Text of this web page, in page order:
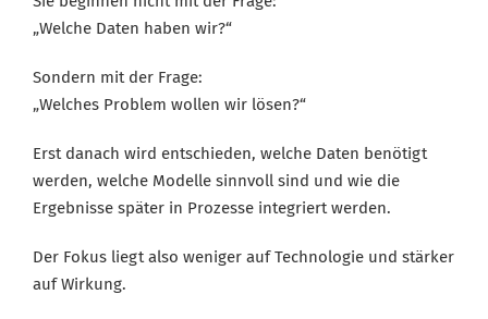
„Welche Daten haben wir?“
Sondern mit der Frage:
„Welches Problem wollen wir lösen?“
Erst danach wird entschieden, welche Daten benötigt
werden, welche Modelle sinnvoll sind und wie die
Ergebnisse später in Prozesse integriert werden.
Der Fokus liegt also weniger auf Technologie und stärker
auf Wirkung.